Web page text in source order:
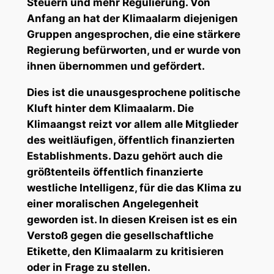
Anfang an hat der Klimaalarm diejenigen
Gruppen angesprochen, die eine stärkere
Regierung befürworten, und er wurde von
ihnen übernommen und gefördert.
Dies ist die unausgesprochene politische
Kluft hinter dem Klimaalarm. Die
Klimaangst reizt vor allem alle Mitglieder
des weitläufigen, öffentlich finanzierten
Establishments. Dazu gehört auch die
größtenteils öffentlich finanzierte
westliche Intelligenz, für die das Klima zu
einer moralischen Angelegenheit
geworden ist. In diesen Kreisen ist es ein
Verstoß gegen die gesellschaftliche
Etikette, den Klimaalarm zu kritisieren
oder in Frage zu stellen.